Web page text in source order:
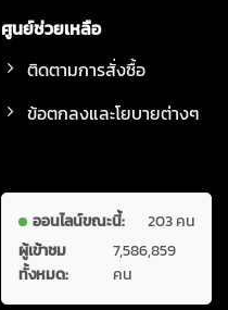
ศูนย์ช่วยเหลือ
ติดตามการสั่งซื้อ
ข้อตกลงและโยบายต่างๆ
ออนไลน์ขณะนี้:
203 คน
ผู้เข้าชม
ทั้งหมด:
7,586,859
คน